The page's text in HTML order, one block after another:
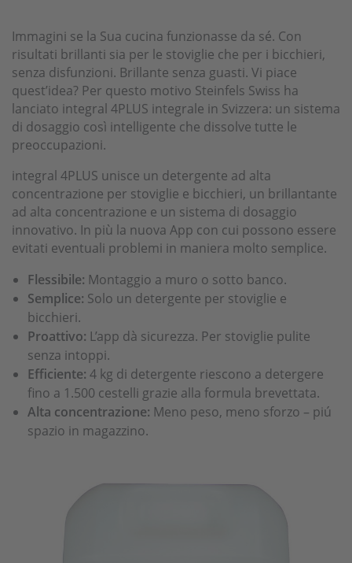
Immagini se la Sua cucina funzionasse da sé. Con
risultati brillanti sia per le stoviglie che per i bicchieri,
senza disfunzioni. Brillante senza guasti. Vi piace
quest’idea? Per questo motivo Steinfels Swiss ha
lanciato integral 4PLUS integrale in Svizzera: un sistema
di dosaggio così intelligente che dissolve tutte le
preoccupazioni.
integral 4PLUS unisce un detergente ad alta
concentrazione per stoviglie e bicchieri, un brillantante
ad alta concentrazione e un sistema di dosaggio
innovativo. In più la nuova App con cui possono essere
evitati eventuali problemi in maniera molto semplice.
Flessibile: Montaggio a muro o sotto banco.
Semplice: Solo un detergente per stoviglie e
bicchieri.
Proattivo: L’app dà sicurezza. Per stoviglie pulite
senza intoppi.
Efficiente: 4 kg di detergente riescono a detergere
fino a 1.500 cestelli grazie alla formula brevettata.
Alta concentrazione: Meno peso, meno sforzo – piú
spazio in magazzino.